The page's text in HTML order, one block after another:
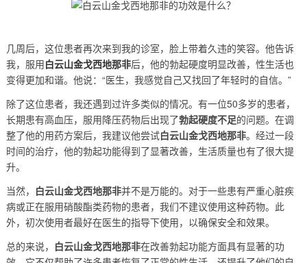
几周后，这位患者再次来到我的诊室，脸上带着久违的笑容。他告诉
我，服用白云山金戈西地那非后，他的勃起硬度明显改善，性生活也
变得更加和谐。他说：“医生，我感觉自己又找回了年轻时的自信。”
除了这位患者，我还遇到过许多类似的情况。有一位50多岁的患者，
长期患有高血压，服用降压药物后出现了勃起硬度不足的问题。在调
整了他的用药方案后，我建议他尝试白云山金戈西地那非。经过一段
时间的治疗，他的勃起功能得到了显著改善，生活质量也有了很大提
升。
当然， 白云山金戈西地那非并不是万能的。对于一些患有严重心脏疾
病或正在服用硝酸酯类药物的患者，我们不建议使用这种药物。此
外，初次使用者最好在医生的指导下使用，以确保安全和效果。
总的来说， 白云山金戈西地那非在改善勃起功能方面具有显著的功